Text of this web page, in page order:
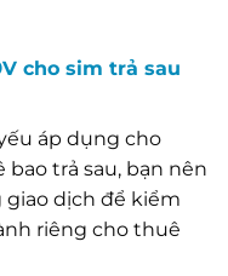
cho sim trả sau
áp dụng cho
trả sau, bạn nên
giao dịch để kiểm
riêng cho thuê